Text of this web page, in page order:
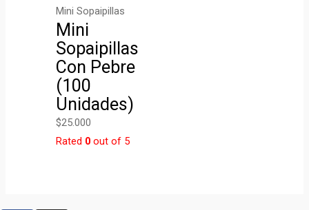
Mini Sopaipillas
Mini
Sopaipillas
Con Pebre
(100
Unidades)
$25.000
Rated 0out of 5